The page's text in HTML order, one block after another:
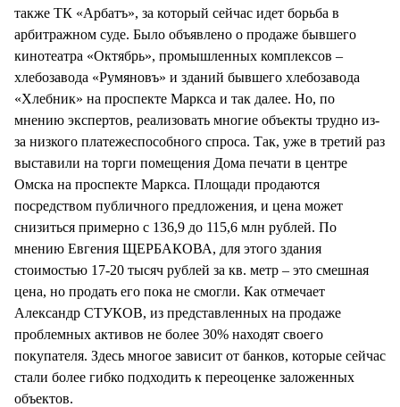
также ТК «Арбатъ», за который сейчас идет борьба в
арбитражном суде. Было объявлено о продаже бывшего
кинотеатра «Октябрь», промышленных комплексов –
хлебозавода «Румяновъ» и зданий бывшего хлебозавода
«Хлебник» на проспекте Маркса и так далее. Но, по
мнению экспертов, реализовать многие объекты трудно из-
за низкого платежеспособного спроса. Так, уже в третий раз
выставили на торги помещения Дома печати в центре
Омска на проспекте Маркса. Площади продаются
посредством публичного предложения, и цена может
снизиться примерно с 136,9 до 115,6 млн рублей. По
мнению Евгения ЩЕРБАКОВА, для этого здания
стоимостью 17-20 тысяч рублей за кв. метр – это смешная
цена, но продать его пока не смогли. Как отмечает
Александр СТУКОВ, из представленных на продаже
проблемных активов не более 30% находят своего
покупателя. Здесь многое зависит от банков, которые сейчас
стали более гибко подходить к переоценке заложенных
объектов.